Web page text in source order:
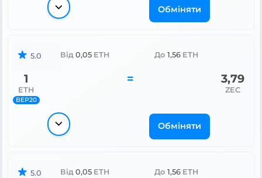
Обміняти
5.0 Від 0,05 ETH До 1,56 ETH
1
ETH
BEP20
= 3,79
ZEC
Обміняти
5.0 Від 0,05 ETH До 1,56 ETH